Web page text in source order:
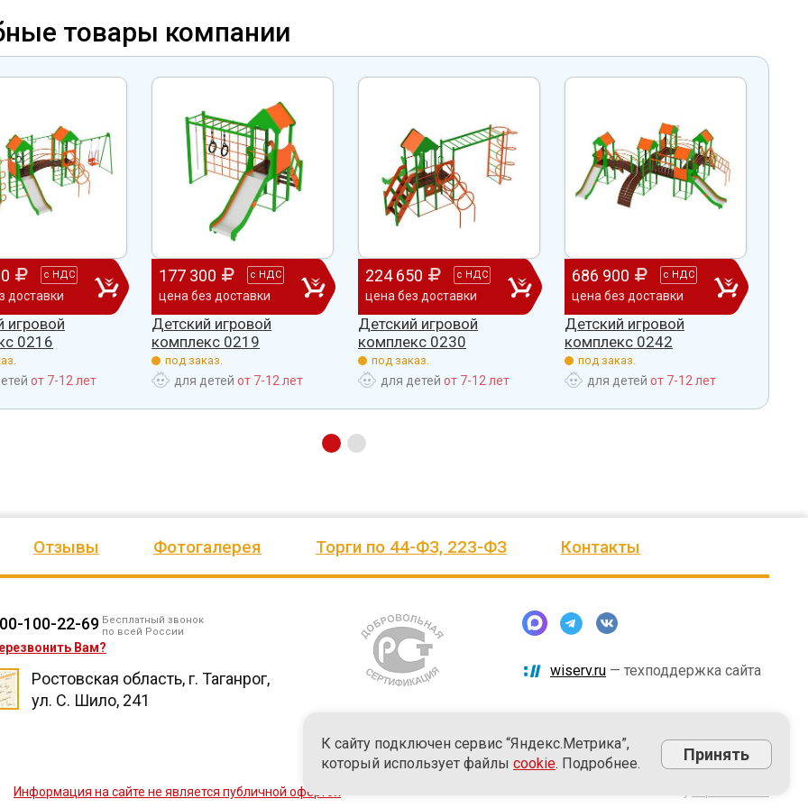
нашим сотрудничеством! Желаем
Администрация Харлуского
сельского поселения
Администрация МО "Новогорское"
Граховского района Удмуртской
Республики
Глава сельского поселения Вепсское
национальное
Багит Карамурзин
ТОО Егеменди Курылыс,
товары компании
с НДС
доставки
игровой
0216
от 7-12 лет
177 300 с НДС
цена без доставки
Детский игровой
комплекс 0219
под заказ.
для детей от 7-12 лет
224 650 с НДС
цена без доставки
Детский игровой
комплекс 0230
под заказ.
для детей от 7-12 лет
686 900 с НДС
цена без доставки
Детский игровой
комплекс 0242
под заказ.
для детей от 7-12 лет
Отзывы Фотогалерея Торги по 44-ФЗ, 223-ФЗ Контакты
100-22-69 Бесплатный звонок
по всей России
Вам?
Ростовская область, г. Таганрог,
ул. С. Шило, 241
wiserv.ru — техподдержка сайта
Информация на сайте не является публичной офертой
К сайту подключен сервис “Яндекс.Метрика”,
который использует файлы cookie. Подробнее. Принять